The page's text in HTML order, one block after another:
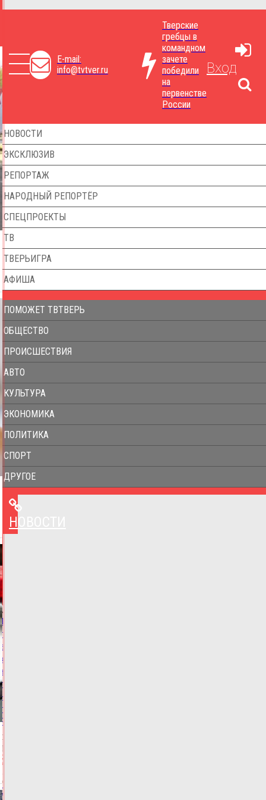
E-mail:
info@tvtver.ru
Тверские
гребцы в
командном
зачете
победили
на
первенстве
России
Вход
НОВОСТИ
ЭКСКЛЮЗИВ
РЕПОРТАЖ
НАРОДНЫЙ РЕПОРТЁР
СПЕЦПРОЕКТЫ
ТВ
ТВЕРЬИГРА
АФИША
ПОМОЖЕТ ТВТВЕРЬ
ОБЩЕСТВО
ПРОИСШЕСТВИЯ
АВТО
КУЛЬТУРА
ЭКОНОМИКА
ПОЛИТИКА
СПОРТ
ДРУГОЕ
НОВОСТИ
Тверские
гребцы
в
командном
зачете
победили
на
первенстве
России
Сегодня:
11:32
ФОТО
НОВОСТИ
СПОРТА
С